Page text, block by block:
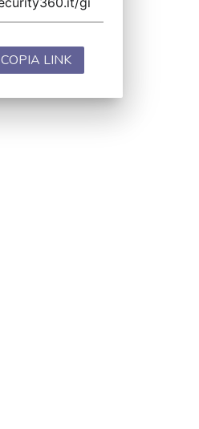
COPIA LINK